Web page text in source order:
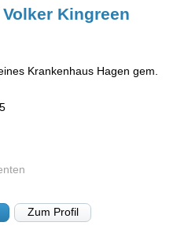
Kingreen
Krankenhaus Hagen gem.
Zum Profil